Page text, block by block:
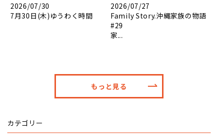
2026/07/30
7月30日(木)ゆうわく時間
2026/07/27
Family Story.沖縄家族の物語
#29
家...
もっと見る
カテゴリー